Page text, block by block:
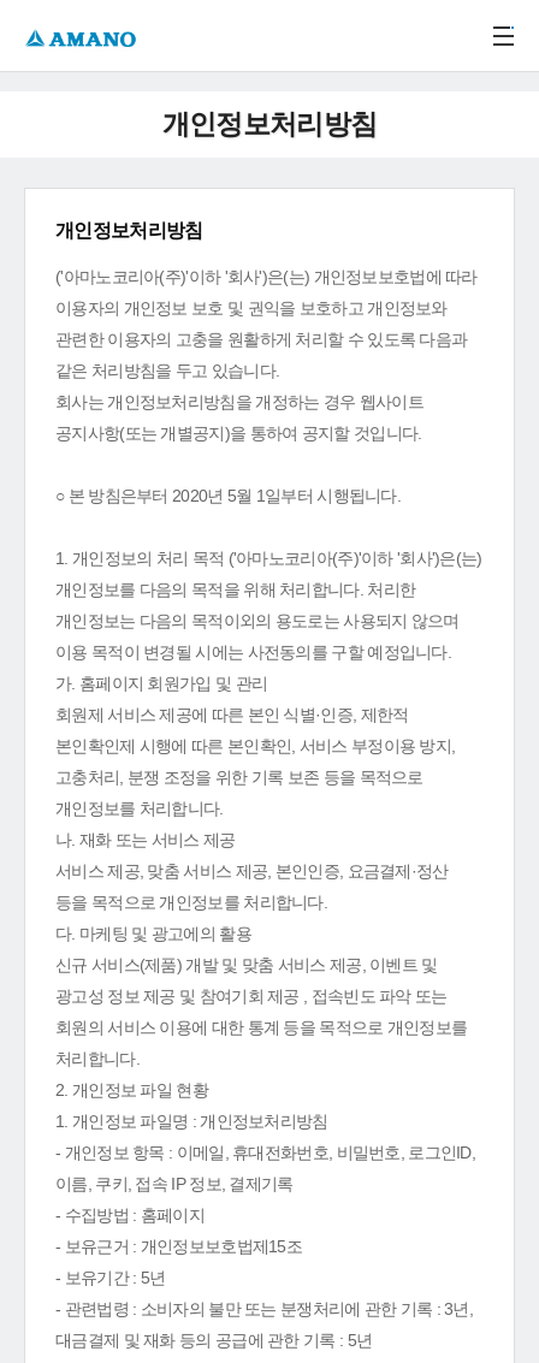
개인정보처리방침
개인정보처리방침
('아마노코리아(주)'이하 '회사')은(는) 개인정보보호법에 따라
이용자의 개인정보 보호 및 권익을 보호하고 개인정보와
관련한 이용자의 고충을 원활하게 처리할 수 있도록 다음과
같은 처리방침을 두고 있습니다.
회사는 개인정보처리방침을 개정하는 경우 웹사이트
공지사항(또는 개별공지)을 통하여 공지할 것입니다.
○ 본 방침은부터 2020년 5월 1일부터 시행됩니다.
1. 개인정보의 처리 목적 ('아마노코리아(주)'이하 '회사')은(는)
개인정보를 다음의 목적을 위해 처리합니다. 처리한
개인정보는 다음의 목적이외의 용도로는 사용되지 않으며
이용 목적이 변경될 시에는 사전동의를 구할 예정입니다.
가. 홈페이지 회원가입 및 관리
회원제 서비스 제공에 따른 본인 식별·인증, 제한적
본인확인제 시행에 따른 본인확인, 서비스 부정이용 방지,
고충처리, 분쟁 조정을 위한 기록 보존 등을 목적으로
개인정보를 처리합니다.
나. 재화 또는 서비스 제공
서비스 제공, 맞춤 서비스 제공, 본인인증, 요금결제·정산
등을 목적으로 개인정보를 처리합니다.
다. 마케팅 및 광고에의 활용
신규 서비스(제품) 개발 및 맞춤 서비스 제공, 이벤트 및
광고성 정보 제공 및 참여기회 제공 , 접속빈도 파악 또는
회원의 서비스 이용에 대한 통계 등을 목적으로 개인정보를
처리합니다.
2. 개인정보 파일 현황
1. 개인정보 파일명 : 개인정보처리방침
- 개인정보 항목 : 이메일, 휴대전화번호, 비밀번호, 로그인ID,
이름, 쿠키, 접속 IP 정보, 결제기록
- 수집방법 : 홈페이지
- 보유근거 : 개인정보보호법제15조
- 보유기간 : 5년
- 관련법령 : 소비자의 불만 또는 분쟁처리에 관한 기록 : 3년,
대금결제 및 재화 등의 공급에 관한 기록 : 5년